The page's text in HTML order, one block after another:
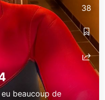
beaucoup de
38